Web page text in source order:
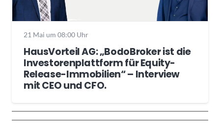
21 Mai um 08:00 Uhr
HausVorteil AG: „BodoBroker ist die
Investorenplattform für Equity-
Release-Immobilien“ – Interview
mit CEO und CFO.
Wochenrückblick
Trendthemen